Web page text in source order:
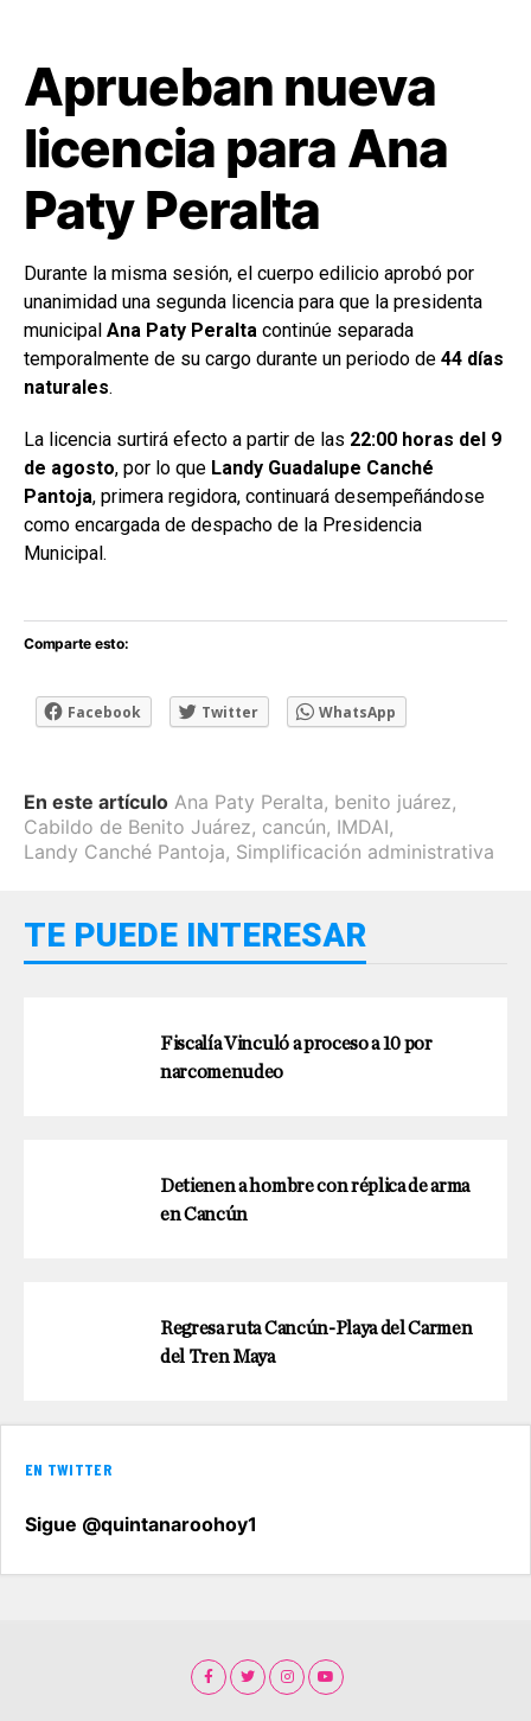
Aprueban nueva
licencia para Ana
Paty Peralta
Durante la misma sesión, el cuerpo edilicio aprobó por
unanimidad una segunda licencia para que la presidenta
municipal Ana Paty Peralta continúe separada
temporalmente de su cargo durante un periodo de 44 días
naturales.
La licencia surtirá efecto a partir de las 22:00 horas del 9
de agosto, por lo que Landy Guadalupe Canché
Pantoja, primera regidora, continuará desempeñándose
como encargada de despacho de la Presidencia
Municipal.
Comparte esto:
Facebook Twitter WhatsApp
En este artículo Ana Paty Peralta, benito juárez,
Cabildo de Benito Juárez, cancún, IMDAI,
Landy Canché Pantoja, Simplificación administrativa
TE PUEDE INTERESAR
Fiscalía Vinculó a proceso a 10 por
narcomenudeo
Detienen a hombre con réplica de arma
en Cancún
Regresa ruta Cancún-Playa del Carmen
del Tren Maya
EN TWITTER
Sigue @quintanaroohoy1